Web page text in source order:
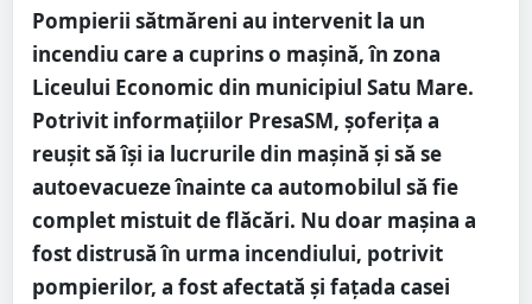
Pompierii sătmăreni au intervenit la un
incendiu care a cuprins o mașină, în zona
Liceului Economic din municipiul Satu Mare.
Potrivit informațiilor PresaSM, șoferița a
reușit să își ia lucrurile din mașină și să se
autoevacueze înainte ca automobilul să fie
complet mistuit de flăcări. Nu doar mașina a
fost distrusă în urma incendiului, potrivit
pompierilor, a fost afectată și fațada casei